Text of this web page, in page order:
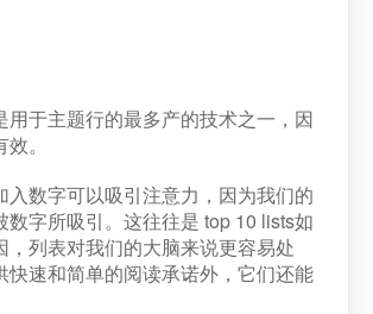
用于主题行的最多产的技术之一，因
。
入数字可以吸引注意力，因为我们的
数字所吸引。这往往是 top 10 lists如
，列表对我们的大脑来说更容易处
快速和简单的阅读承诺外，它们还能